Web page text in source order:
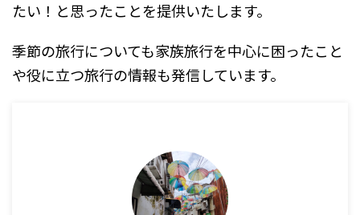
たい！と思ったことを提供いたします。
季節の旅行についても家族旅行を中心に困ったこと
や役に立つ旅行の情報も発信しています。